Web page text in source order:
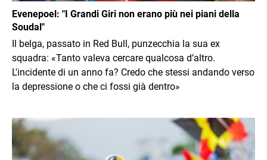
Evenepoel: "I Grandi Giri non erano più nei piani della
Soudal"
Il belga, passato in Red Bull, punzecchia la sua ex
squadra: «Tanto valeva cercare qualcosa d’altro.
L'incidente di un anno fa? Credo che stessi andando verso
la depressione o che ci fossi già dentro»
Immagine